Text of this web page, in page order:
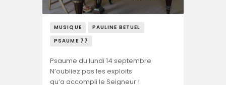
MUSIQUE
PAULINE BETUEL
PSAUME 77
Psaume du lundi 14 septembre
N’oubliez pas les exploits
qu’a accompli le Seigneur !